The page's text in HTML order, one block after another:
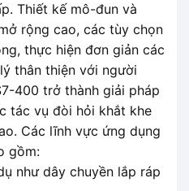
Thiết kế mô-đun và
rộng cao, các tùy chọn
thực hiện đơn giản các
thân thiện với người
400 trở thành giải pháp
tác vụ đòi hỏi khắt khe
Các lĩnh vực ứng dụng
gồm:
như dây chuyền lắp ráp